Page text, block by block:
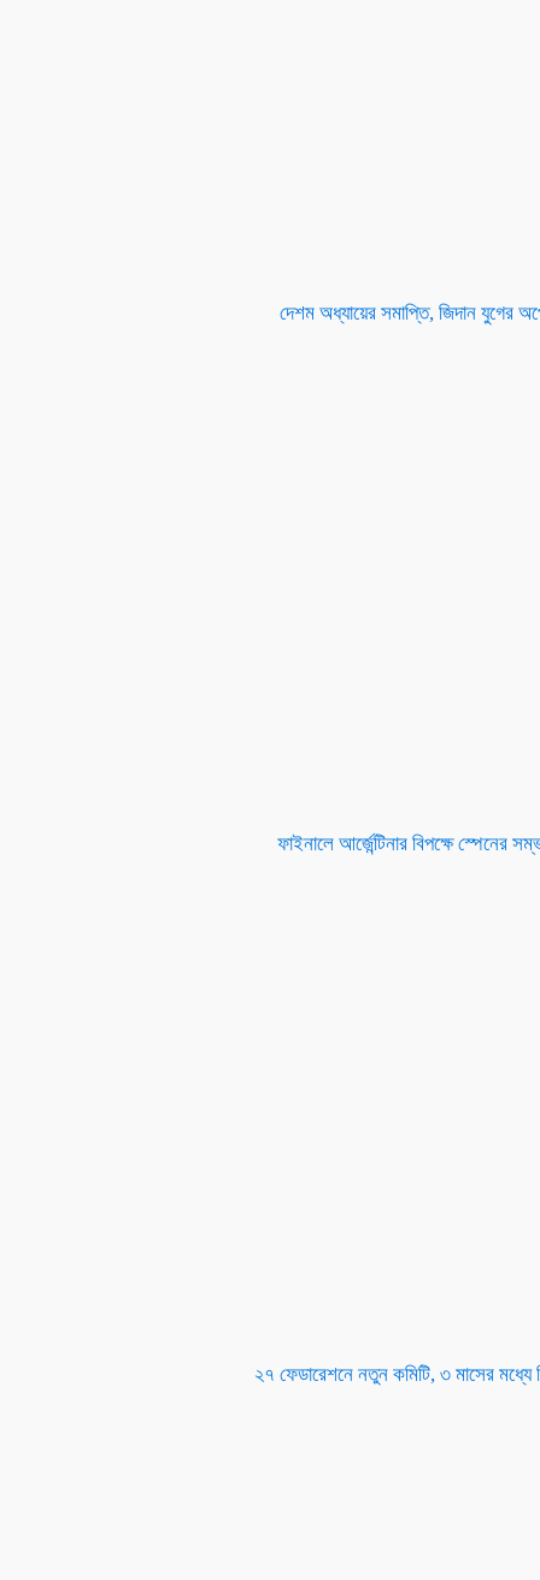
দেশম অধ্যায়ের সমাপ্তি, জিদান যুগের
ফাইনালে আর্জেন্টিনার বিপক্ষে স্পেনের
২৭ ফেডারেশনে নতুন কমিটি, ৩ মাসের মধ্যে